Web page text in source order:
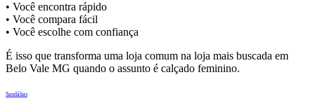
• Você encontra rápido
• Você compara fácil
• Você escolhe com confiança
É isso que transforma uma loja comum na loja mais buscada em
Belo Vale MG quando o assunto é calçado feminino.
Sandálias